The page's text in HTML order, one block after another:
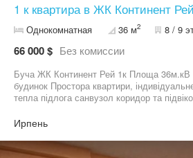
1 к квартира в ЖК Континент Рей
Однокомнатная 36 м2 8 / 9
66 000 $ Без комиссии
Буча ЖК Континент Рей 1к Площа 36м.кВ
будинок Простора квартири,
тепла підлога санвузол коридор та
Ирпень